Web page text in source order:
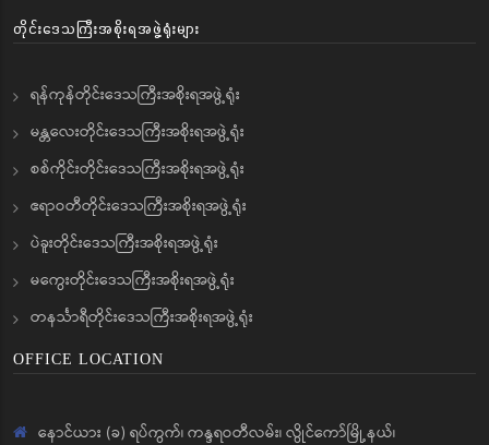
တိုင်းဒေသကြီးအစိုးရအဖွဲ့ရုံးများ
ရန်ကုန်တိုင်းဒေသကြီးအစိုးရအဖွဲ့ရုံး
မန္တလေးတိုင်းဒေသကြီးအစိုးရအဖွဲ့ရုံး
စစ်ကိုင်းတိုင်းဒေသကြီးအစိုးရအဖွဲ့ရုံး
ဧရာဝတီတိုင်းဒေသကြီးအစိုးရအဖွဲ့ရုံး
ပဲခူးတိုင်းဒေသကြီးအစိုးရအဖွဲ့ရုံး
မကွေးတိုင်းဒေသကြီးအစိုးရအဖွဲ့ရုံး
တနင်္သာရီတိုင်းဒေသကြီးအစိုးရအဖွဲ့ရုံး
OFFICE LOCATION
နောင်ယား (ခ) ရပ်ကွက်၊ ကန္ဒရဝတီလမ်း၊ လွိုင်ကော်မြို့နယ်၊